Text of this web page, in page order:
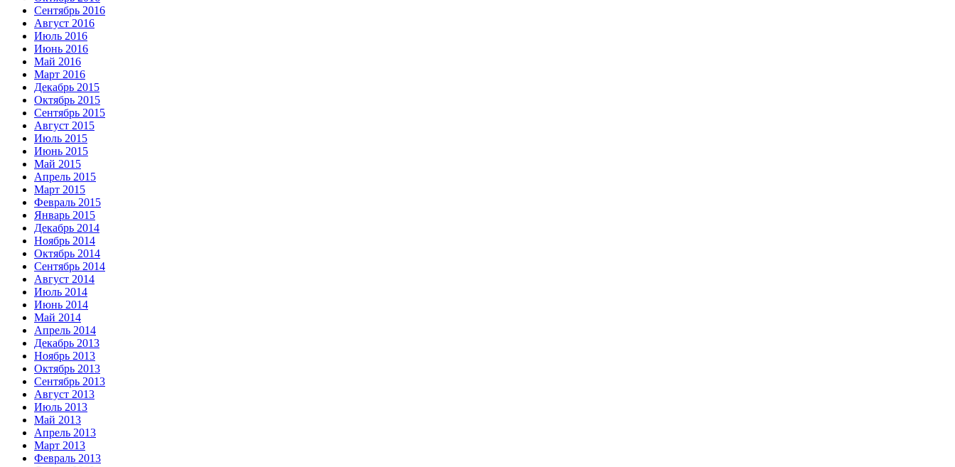
Сентябрь 2016
Август 2016
Июль 2016
Июнь 2016
Май 2016
Март 2016
Декабрь 2015
Октябрь 2015
Сентябрь 2015
Август 2015
Июль 2015
Июнь 2015
Май 2015
Апрель 2015
Март 2015
Февраль 2015
Январь 2015
Декабрь 2014
Ноябрь 2014
Октябрь 2014
Сентябрь 2014
Август 2014
Июль 2014
Июнь 2014
Май 2014
Апрель 2014
Декабрь 2013
Ноябрь 2013
Октябрь 2013
Сентябрь 2013
Август 2013
Июль 2013
Май 2013
Апрель 2013
Март 2013
Февраль 2013